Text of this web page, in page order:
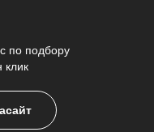
по подбору
клик